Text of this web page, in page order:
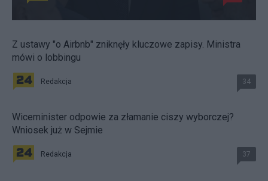
Z ustawy "o Airbnb" zniknęły kluczowe zapisy. Ministra
mówi o lobbingu
Redakcja 34
Wiceminister odpowie za złamanie ciszy wyborczej?
Wniosek już w Sejmie
Redakcja 37